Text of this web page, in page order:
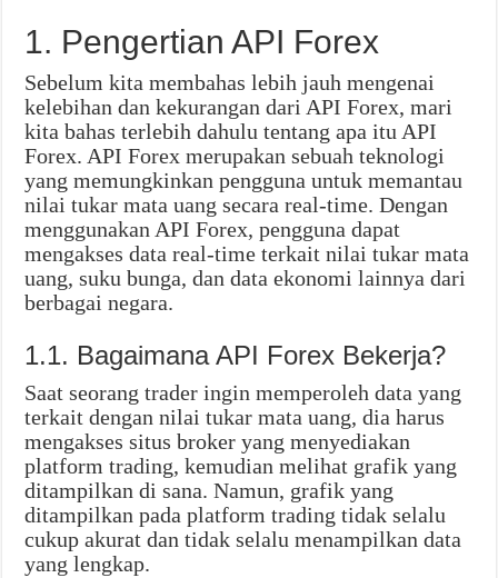
1. Pengertian API Forex
Sebelum kita membahas lebih jauh mengenai
kelebihan dan kekurangan dari API Forex, mari
kita bahas terlebih dahulu tentang apa itu API
Forex. API Forex merupakan sebuah teknologi
yang memungkinkan pengguna untuk memantau
nilai tukar mata uang secara real-time. Dengan
menggunakan API Forex, pengguna dapat
mengakses data real-time terkait nilai tukar mata
uang, suku bunga, dan data ekonomi lainnya dari
berbagai negara.
1.1. Bagaimana API Forex Bekerja?
Saat seorang trader ingin memperoleh data yang
terkait dengan nilai tukar mata uang, dia harus
mengakses situs broker yang menyediakan
platform trading, kemudian melihat grafik yang
ditampilkan di sana. Namun, grafik yang
ditampilkan pada platform trading tidak selalu
cukup akurat dan tidak selalu menampilkan data
yang lengkap.